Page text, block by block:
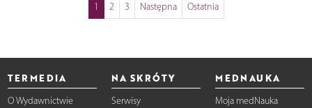
1 2 3 Następna Ostatnia
TERMEDIA
O Wydawnictwie
NA SKRÓTY
Serwisy
MEDNAUKA
Moja medNauka